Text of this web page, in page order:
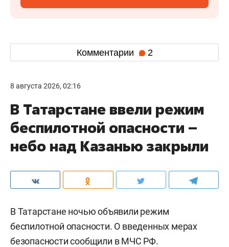
Комментарии 2
8 августа 2026, 02:16
В Татарстане ввели режим
беспилотной опасности –
небо над Казанью закрыли
В Татарстане ночью объявили режим
беспилотной опасности. О введенных мерах
безопасности сообщили в МЧС РФ.